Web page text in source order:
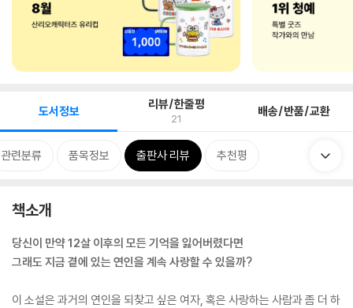
도서정보 리뷰/한줄평
21 배송/반품/교환
관련분류 품목정보 출판사 리뷰 추천평
책소개
당신이 만약 12살 이후의 모든 기억을 잃어버렸다면
그래도 지금 곁에 있는 연인을 계속 사랑할 수 있을까?
이 소설은 과거의 연인을 되찾고 싶은 여자, 혹은 사랑하는 사람과 좀 더 하